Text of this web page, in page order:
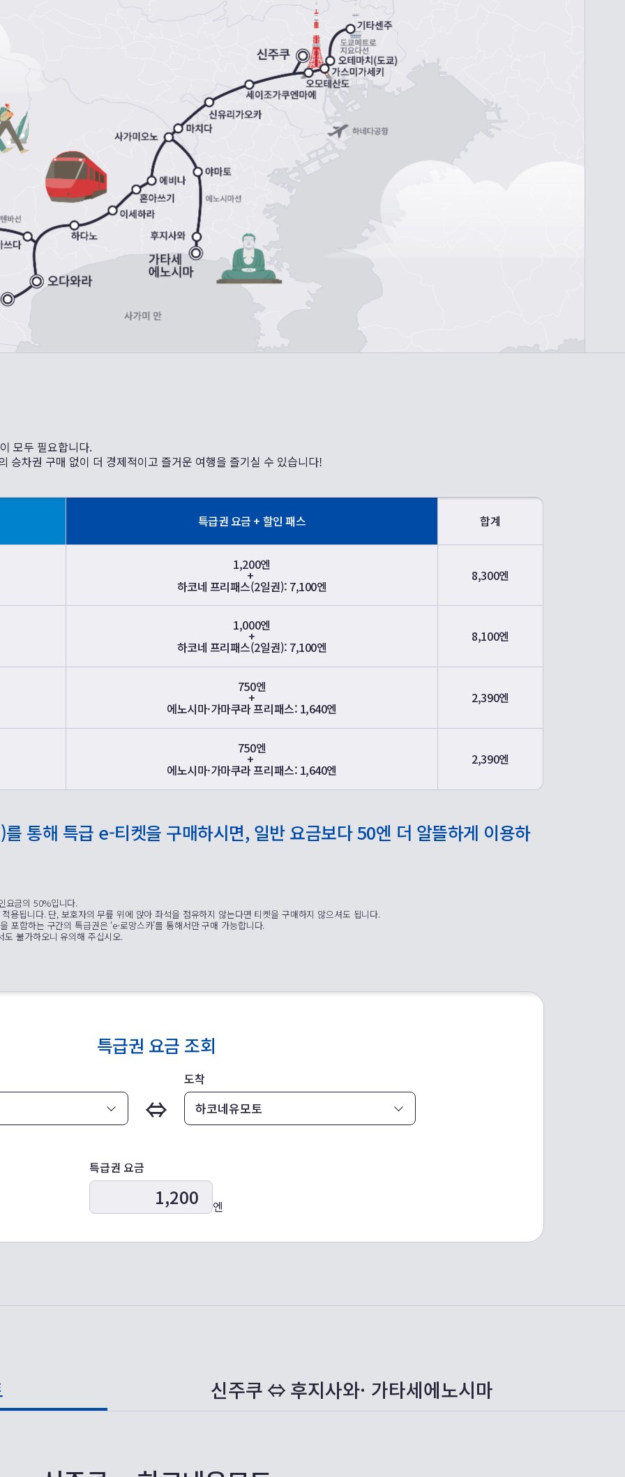
모두 필요합니다.
승차권 구매 없이 더 경제적이고 즐거운 여행을 즐기실 수 있습니다!
특급권 요금 + 할인 패스 합계
1,200엔
+
하코네 프리패스(2일권): 7,100엔
8,300엔
1,000엔
+
하코네 프리패스(2일권): 7,100엔
8,100엔
750엔
+
에노시마·가마쿠라 프리패스: 1,640엔
2,390엔
750엔
+
에노시마·가마쿠라 프리패스: 1,640엔
2,390엔
통해 특급 e-티켓을 구매하시면, 일반 요금보다 50엔 더 알뜰하게 이용하
요금의 50%입니다.
용됩니다. 단, 보호자의 무릎 위에 앉아 좌석을 점유하지 않는다면 티켓을 구매하지 않으셔도 됩니다.
포함하는 구간의 특급권은 ‘e-로망스카’를 통해서만 구매 가능합니다.
불가하오니 유의해 주십시오.
특급권 요금 조회
⇔
도착
특급권 요금
엔
신주쿠 ⇔ 후지사와· 가타세에노시마